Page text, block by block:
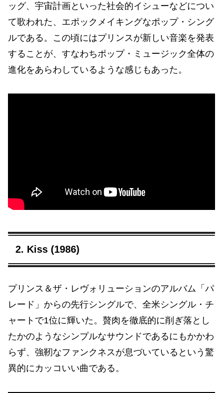
ッグ、宇宙計画といった社会的イシューなどについ
て歌われた、エポックメイキングなポップ・シング
ルである。この頃にはプリンスが新しい音楽を発表
することが、すなわちポップ・ミュージック全体の
進化をあらわしているような感じもあった。
2. Kiss (1986)
プリンス＆ザ・レヴォリューションのアルバム「パ
レード」からの先行シングルで、全米シングル・チ
ャートで1位に輝いた。贅肉を徹底的に削ぎ落とし
たかのようなシンプルなサウンドであるにもかかわ
らず、強靭なファンクネスが息づいているという驚
異的にカッコいい曲である。